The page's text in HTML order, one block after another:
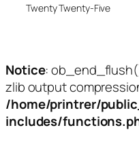
Twenty Twenty-Five
Notice:
zlib output
/home/printrer/
includes/